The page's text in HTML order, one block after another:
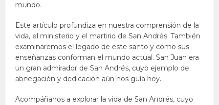
mundo.
Este artículo profundiza en nuestra comprensión de la
vida, el ministerio y el martirio de San Andrés. También
examinaremos el legado de este santo y cómo sus
enseñanzas conforman el mundo actual. San Juan era
un gran admirador de San Andrés, cuyo ejemplo de
abnegación y dedicación aún nos guía hoy.
Acompáñanos a explorar la vida de San Andrés, cuyo